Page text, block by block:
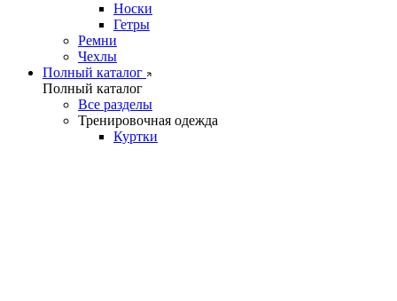
Носки
Гетры
Ремни
Чехлы
Полный каталог
Полный каталог
Все разделы
Тренировочная одежда
Куртки